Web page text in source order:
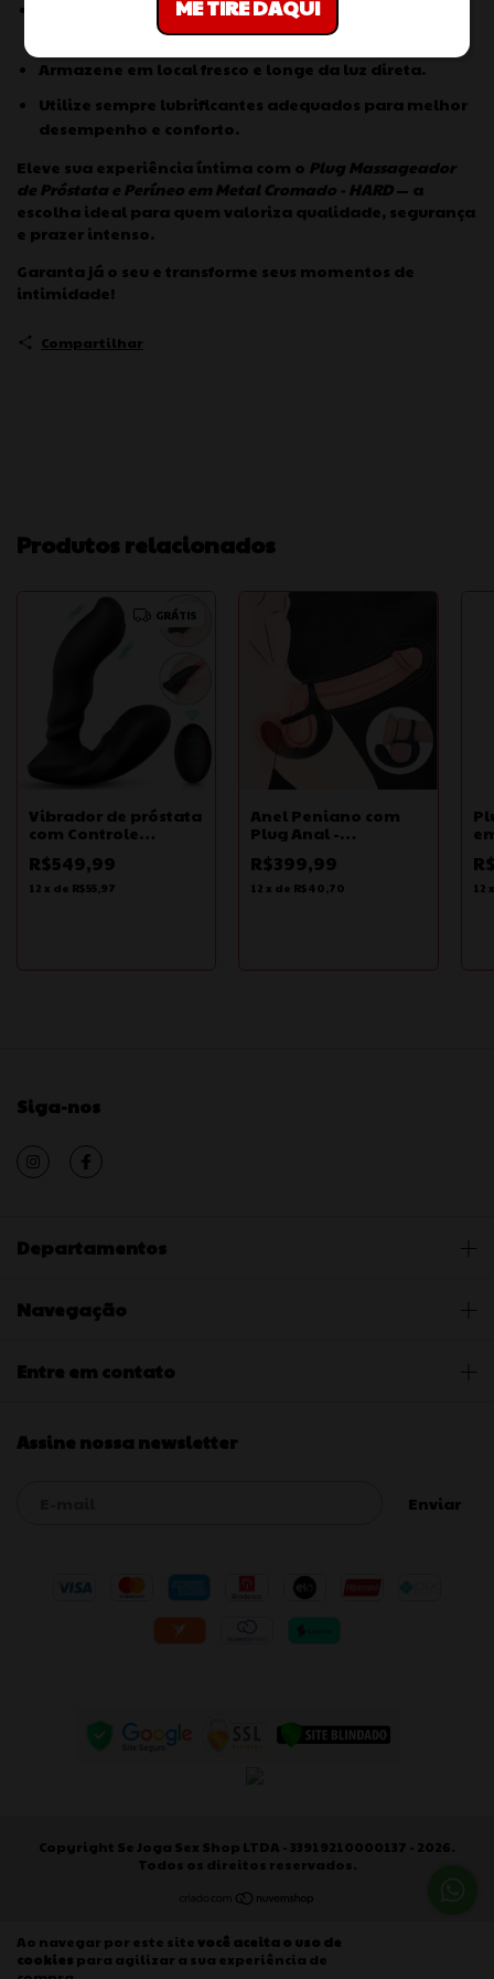
Ao navegar por este sitevocê aceita o uso de
cookies para agilizar a sua experiência de
Não compartilhe o plug para garantir a saúde e
Armazene em local fresco e longe da luz direta.
Utilize sempre lubrificantes adequados para melhor
desempenho e conforto.
Eleve sua experiência íntima com o Plug Massageador
de Próstata e Períneo em Metal Cromado - HARD— a
escolha ideal para quem valoriza qualidade, segurança
e prazer intenso.
Garanta já o seu e transforme seus momentos de
intimidade!
Compartilhar
Produtos relacionados
GRÁTIS
Vibrador de próstata
com Controle
Remoto - Optimus
Rct - S-Hande
R$549,99
12 x de R$55,97
Anel Peniano com
Plug Anal -
Recarregável -
Gavin-RCT - S-Hande
R$399,99
12 x de R$40,70 12
Siga-nos
Departamentos
Navegação
Entre em contato
Assine nossa newsletter
Copyright Se Joga Sex Shop LTDA - 33919210000137 - 2026.
Todos os direitos reservados.
ME TIRE DAQUI